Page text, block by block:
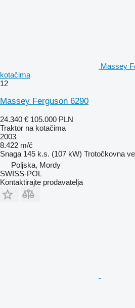
Massey
kotačima
12
Massey Ferguson 6290
24.340 € 105.000 PLN
Traktor na kotačima
2003
8.422 m/č
Snaga 145 k.s. (107 kW) Trotočkovna
Poljska, Mordy
SWISS-POL
Kontaktirajte prodavatelja